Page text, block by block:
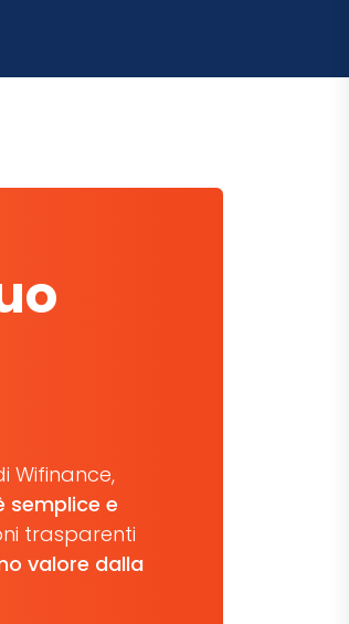
Wifinance,
semplice e
trasparenti
valore dalla